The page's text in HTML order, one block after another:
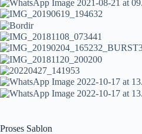
Proses Sablon